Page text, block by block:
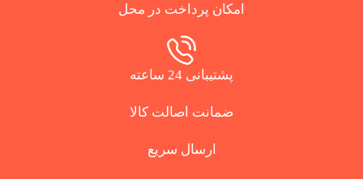
امکان پرداخت در محل
پشتیبانی 24 ساعته
ضمانت اصالت کالا
ارسال سریع